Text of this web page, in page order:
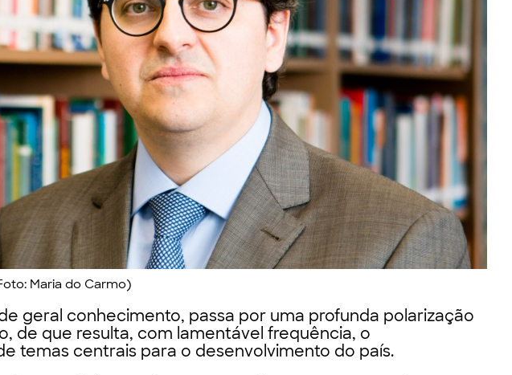
Maria do Carmo)
geral conhecimento, passa por uma profunda polarização
de que resulta, com lamentável frequência, o
temas centrais para o desenvolvimento do país.